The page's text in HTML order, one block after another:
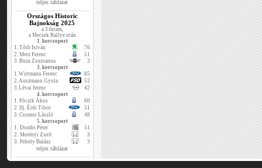
teljes táblázat
Országos Historic
Bajnokság 2025
a 3.futam,
a Mecsek Rallye után
1. korcsoport
1. Tóth István
76
2. Metz Ferenc
51
3. Buza Zsuzsanna
3
3. korcsoport
1.Wirtmann Ferenc
85
2.Auszmann Gyula
52
3.Lévai ferenc
42
4. korcsoport
1. Póczik Ákos
60
2. Ifj. Érdi Tibor
51
3. Csomor László
48
5. korcsoport
1. Dombi Péter
51
2. Merényi Zsolt
3
3. Pehely Balázs 3
teljes táblázat